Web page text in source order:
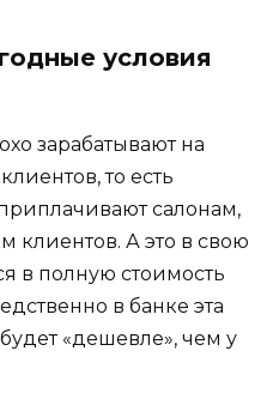
условия
зарабатывают на
то есть
салонам,
клиентов. А это в свою
в полную стоимость
в банке эта
«дешевле», чем у